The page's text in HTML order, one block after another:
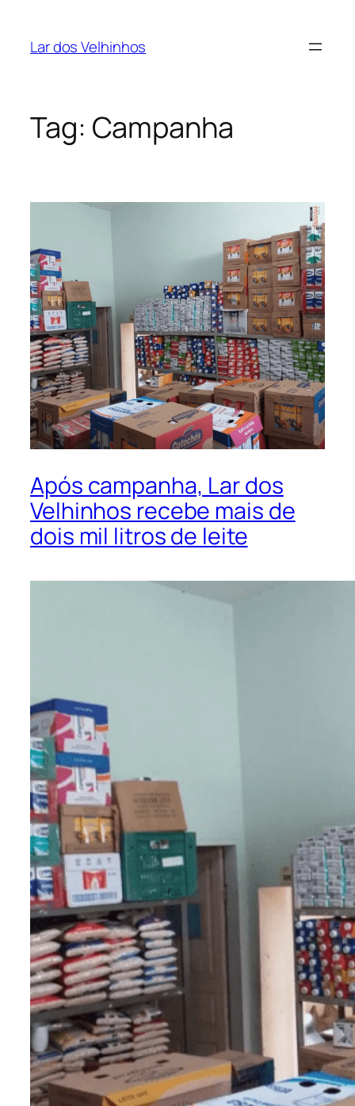
Lar dos Velhinhos
Tag: Campanha
Após campanha, Lar dos
Velhinhos recebe mais de
dois mil litros de leite